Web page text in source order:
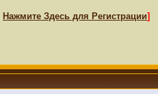
Нажмите Здесь для Регистрации]